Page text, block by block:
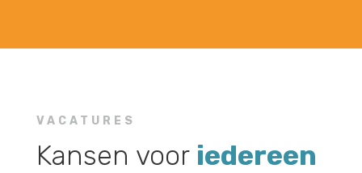
VACATURES
Kansen voor iedereen